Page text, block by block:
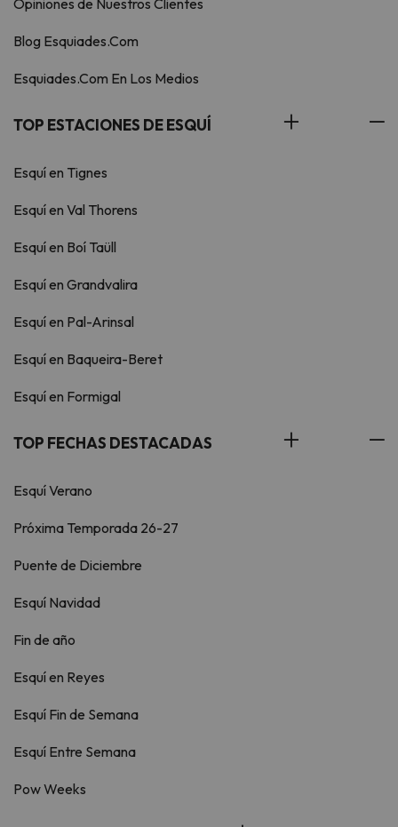
Opiniones de Nuestros Clientes
Blog Esquiades.Com
Esquiades.Com En Los Medios
TOP ESTACIONES DE ESQUÍ
Esquí en Tignes
Esquí en Val Thorens
Esquí en Boí Taüll
Esquí en Grandvalira
Esquí en Pal-Arinsal
Esquí en Baqueira-Beret
Esquí en Formigal
TOP FECHAS DESTACADAS
Esquí Verano
Próxima Temporada 26-27
Puente de Diciembre
Esquí Navidad
Fin de año
Esquí en Reyes
Esquí Fin de Semana
Esquí Entre Semana
Pow Weeks